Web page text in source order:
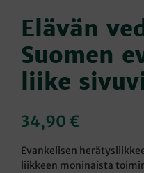
Elävän
Suomen
liike
34,90 €
Evankelisen
liikkeen moninaista